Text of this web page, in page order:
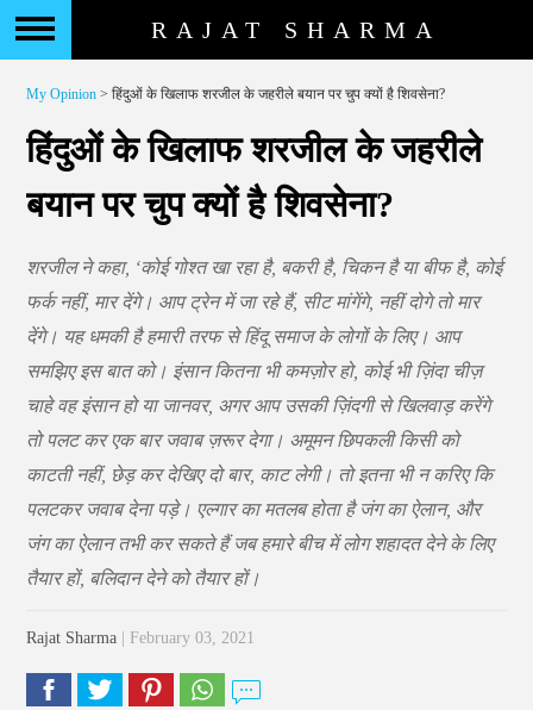
RAJAT SHARMA
My Opinion > हिंदुओं के खिलाफ शरजील के जहरीले बयान पर चुप क्यों है शिवसेना?
हिंदुओं के खिलाफ शरजील के जहरीले
बयान पर चुप क्यों है शिवसेना?
शरजील ने कहा, ‘कोई गोश्त खा रहा है, बकरी है, चिकन है या बीफ है, कोई
फर्क नहीं, मार देंगे। आप ट्रेन में जा रहे हैं, सीट मांगेंगे, नहीं दोगे तो मार
देंगे। यह धमकी है हमारी तरफ से हिंदू समाज के लोगों के लिए। आप
समझिए इस बात को। इंसान कितना भी कमज़ोर हो, कोई भी ज़िंदा चीज़
चाहे वह इंसान हो या जानवर, अगर आप उसकी ज़िंदगी से खिलवाड़ करेंगे
तो पलट कर एक बार जवाब ज़रूर देगा। अमूमन छिपकली किसी को
काटती नहीं, छेड़ कर देखिए दो बार, काट लेगी। तो इतना भी न करिए कि
पलटकर जवाब देना पड़े। एल्गार का मतलब होता है जंग का ऐलान, और
जंग का ऐलान तभी कर सकते हैं जब हमारे बीच में लोग शहादत देने के लिए
तैयार हों, बलिदान देने को तैयार हों।
Rajat Sharma | February 03, 2021